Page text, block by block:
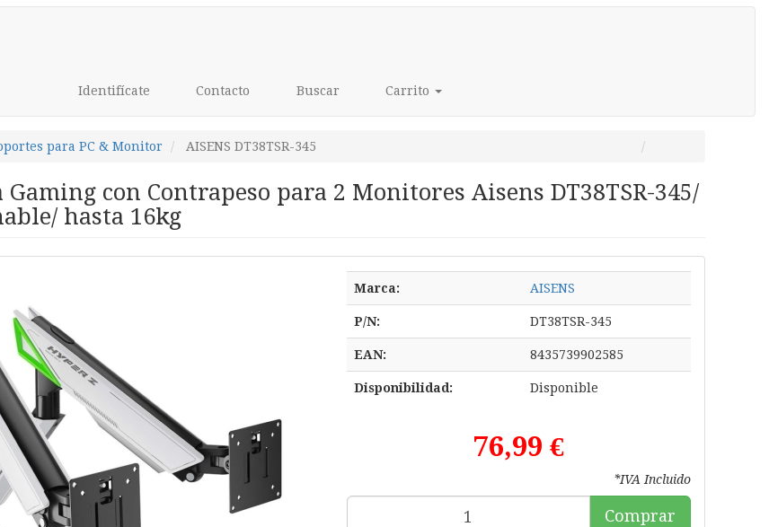
Identifícate Contacto Buscar Carrito
para PC & Monitor AISENS DT38TSR-345
Gaming con Contrapeso para 2 Monitores Aisens DT38TSR-345/
hasta 16kg
Marca: AISENS
P/N: DT38TSR-345
EAN: 8435739902585
Disponibilidad: Disponible
76,99 €
*IVA Incluido
Comprar